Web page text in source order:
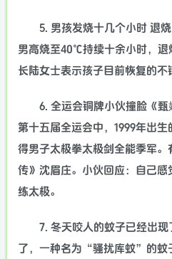
5. 男孩发烧十几个小时 退
男高烧至40℃持续十余小时，退
长陆女士表示孩子目前恢复的不
6. 全运会铜牌小伙撞脸《甄
第十五届全运会中，1999年出
得男子太极拳太极剑全能季军
传》沈眉庄。小伙回应：自己
练太极。
7. 冬天咬人的蚊子已经出
了，一种名为“骚扰库蚊”的蚊